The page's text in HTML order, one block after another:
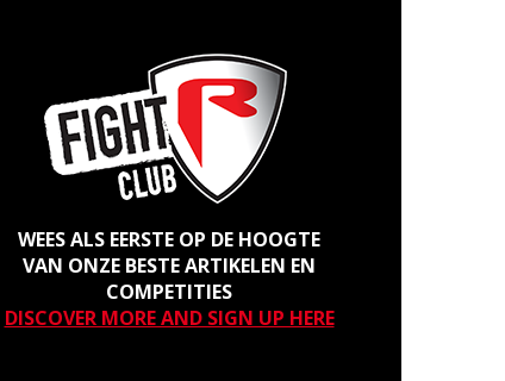
WEES ALS EERSTE OP DE HOOGTE
VAN ONZE BESTE ARTIKELEN EN
COMPETITIES
DISCOVER MORE AND SIGN UP HERE